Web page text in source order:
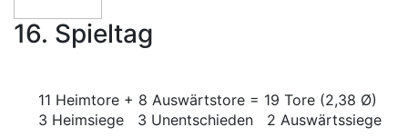
16. Spieltag
11 Heimtore + 8 Auswärtstore = 19 Tore (2,38 Ø)
3 Heimsiege 3 Unentschieden 2 Auswärtssiege